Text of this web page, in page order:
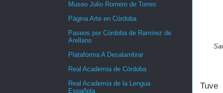
Museo Julio Romero de Torres
Página Arte en Córdoba
Paseos por Córdoba de Ramírez de
Arellano
Plataforma A Desalambrar
Real Academia de Córdoba
Real Academia de la Lengua
Española